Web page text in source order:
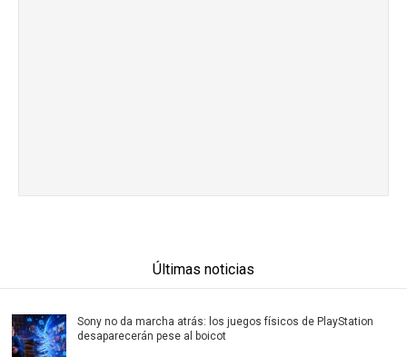
Últimas noticias
Sony no da marcha atrás: los juegos físicos de PlayStation
desaparecerán pese al boicot